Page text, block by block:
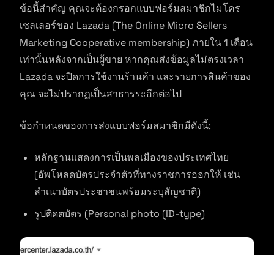
ข้อนี้สำคัญ คุณจะต้องกรอกแบบฟอร์มสมาชิกไมโคร
เซลเลอร์ของ Lazada (The Online Micro Sellers
Marketing Cooperative membership) ภายใน 1 เดือน
เท่านั้นหลังจากเป็นผู้ขาย หากคุณส่งข้อมูลไม่ตรงเวลา
Lazada จะปิดการใช้งานร้านค้า และรายการสินค้าของ
คุณ จะไม่ปรากฏเป็นสาธารระอีกต่อไป
ข้อกำหนดของการส่งแบบฟอร์มสมาชิกมีดังนี้:
หลักฐานแสดงการเป็นพลเมืองของประเทศไทย
(อัพโหลดบัตรประจำตัวที่ทางราชการออกให้ เช่น
สำเนาบัตรประชาชนพร้อมระบุสัญชาติ)
รูปติดตบัตร (Personal photo (ID-type)